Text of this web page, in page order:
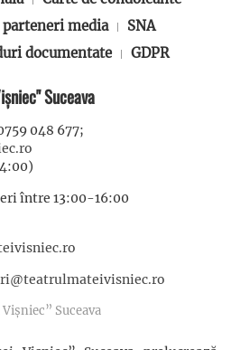
media
SNA
documentate GDPR
Suceava
048 677;
între 13:00-16:00
Suceava